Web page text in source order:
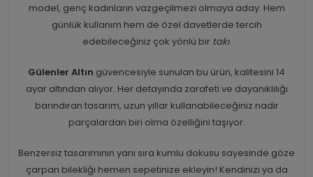
model, genç kadınların vazgeçilmezi olmaya aday. Hem
günlük kullanım hem de özel davetlerde tercih
edebileceğiniz çok yönlü bir takı.
Gülenler Altın güvencesiyle sunulan bu ürün, kalitesini 14
ayar altından alıyor. Her detayında zarafeti ve dayanıklılığı
barındıran tasarım, uzun yıllar kullanabileceğiniz nadir
parçalardan biri olma özelliğini taşıyor.
Benzersiz tasarımının yanı sıra kumlu dokusu sayesinde göze
çarpan bilekliği hemen sepetinize ekleyin! Kendinizi ya da